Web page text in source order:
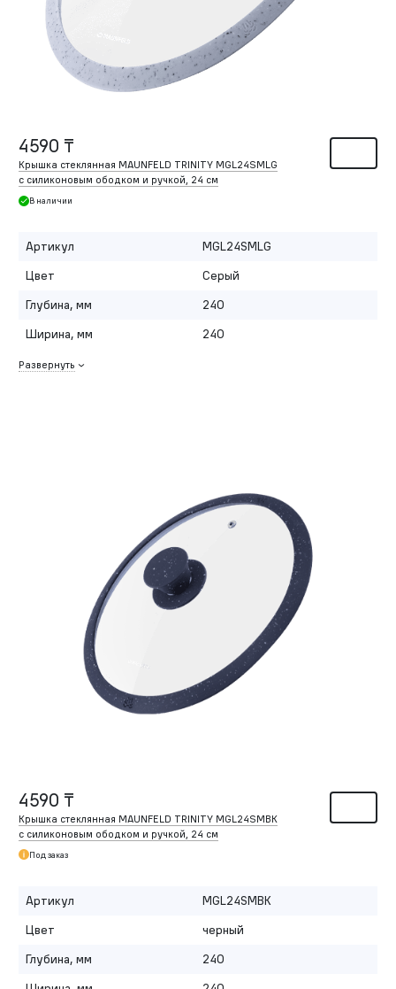
4590 ₸
Крышка стеклянная MAUNFELD TRINITY MGL24SMLG
с силиконовым ободком и ручкой, 24 см
В наличии
Артикул
MGL24SMLG
Цвет
Серый
Глубина, мм
240
Ширина, мм
240
Развернуть
4590 ₸
Крышка стеклянная MAUNFELD TRINITY MGL24SMBK
с силиконовым ободком и ручкой, 24 см
Под заказ
Артикул
MGL24SMBK
Цвет
черный
Глубина, мм
240